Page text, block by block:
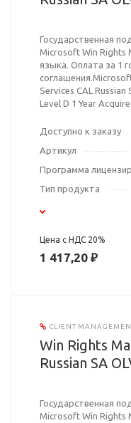
Государственная
Microsoft Win Rights
языка. Оплата за 1
Services CAL
Level D 1 Year
Доступно к заказу
Артикул
Программа
Тип продукта
Цена с НДС 20%
1 417,20 ₽
CLIENT
Win Rights
Russian SA
Государственная
Microsoft Win Rights